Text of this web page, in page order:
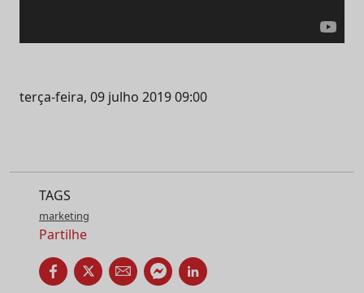
terça-feira, 09 julho 2019 09:00
TAGS
marketing
Partilhe